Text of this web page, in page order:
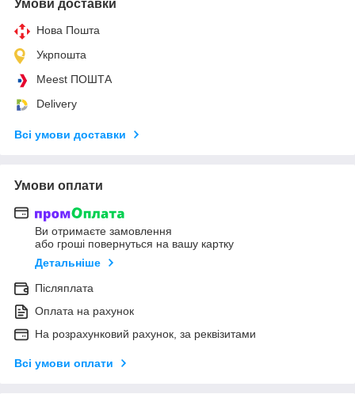
Умови доставки
Нова Пошта
Укрпошта
Meest ПОШТА
Delivery
Всі умови доставки
Умови оплати
Ви отримаєте замовлення
або гроші повернуться на вашу картку
Детальніше
Післяплата
Оплата на рахунок
На розрахунковий рахунок, за реквізитами
Всі умови оплати